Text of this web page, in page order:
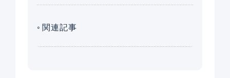
関連記事